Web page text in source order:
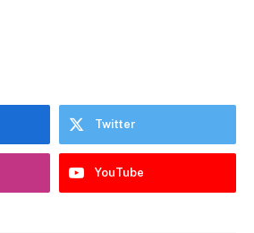
Twitter
YouTube